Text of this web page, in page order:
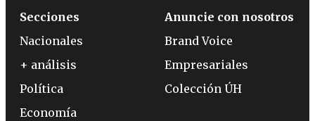
Secciones
Nacionales
+ análisis
Política
Economía
Anuncie con nosotros
Brand Voice
Empresariales
Colección ÚH